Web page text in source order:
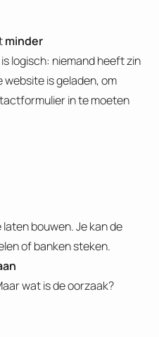
minder
logisch: niemand heeft zin
is geladen, om
in te moeten
bouwen. Je kan de
of banken steken.
wat is de oorzaak?